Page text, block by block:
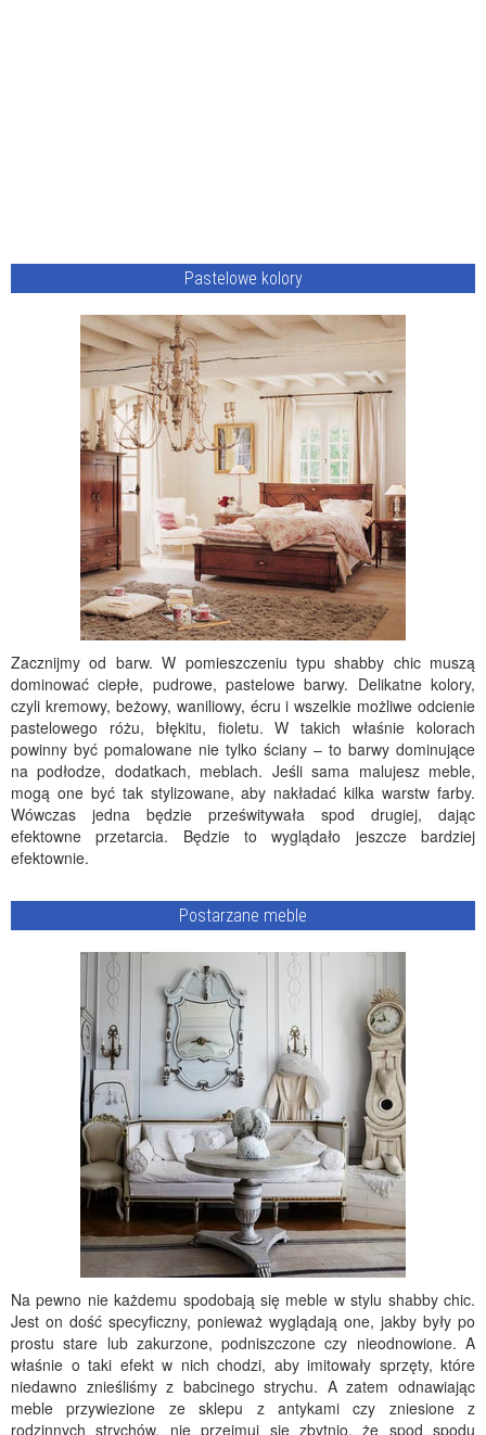
Pastelowe kolory
Zacznijmy od barw. W pomieszczeniu typu shabby chic muszą
dominować ciepłe, pudrowe, pastelowe barwy. Delikatne kolory,
czyli kremowy, beżowy, waniliowy, écru i wszelkie możliwe odcienie
pastelowego różu, błękitu, fioletu. W takich właśnie kolorach
powinny być pomalowane nie tylko ściany – to barwy dominujące
na podłodze, dodatkach, meblach. Jeśli sama malujesz meble,
mogą one być tak stylizowane, aby nakładać kilka warstw farby.
Wówczas jedna będzie prześwitywała spod drugiej, dając
efektowne przetarcia. Będzie to wyglądało jeszcze bardziej
efektownie.
Postarzane meble
Na pewno nie każdemu spodobają się meble w stylu shabby chic.
Jest on dość specyficzny, ponieważ wyglądają one, jakby były po
prostu stare lub zakurzone, podniszczone czy nieodnowione. A
właśnie o taki efekt w nich chodzi, aby imitowały sprzęty, które
niedawno znieśliśmy z babcinego strychu. A zatem odnawiając
meble przywiezione ze sklepu z antykami czy zniesione z
rodzinnych strychów, nie przejmuj się zbytnio, że spod spodu